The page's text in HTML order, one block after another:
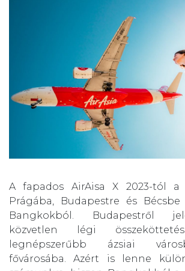
A fapados AirAisa X 2023-tól a
Prágába, Budapestre és
Bangkokból. Budapestről
közvetlen légi
legnépszerűbb ázsiai
fővárosába. Azért is lenne